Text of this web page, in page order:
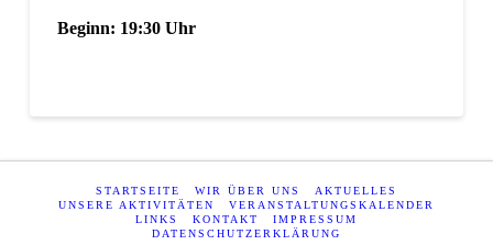
Beginn: 19:30 Uhr
STARTSEITE WIR ÜBER UNS
AKTUELLES
UNSERE AKTIVITÄTEN
VERANSTALTUNGSKALENDER
LINKS
KONTAKT
IMPRESSUM
DATENSCHUTZERKLÄRUNG